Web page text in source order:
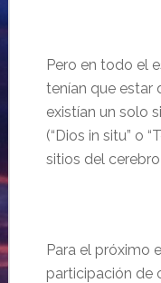
Pero en todo el
tenían que estar
existían un solo
(“Dios in situ” o
sitios del
Para el próximo
participación de